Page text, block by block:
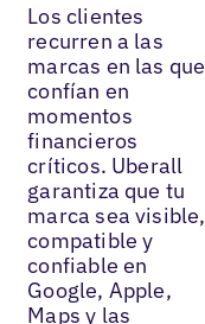
Los clientes
recurren a las
marcas en las que
confían en
momentos
financieros
críticos. Uberall
garantiza que tu
marca sea visible,
compatible y
confiable en
Google, Apple,
Maps y las